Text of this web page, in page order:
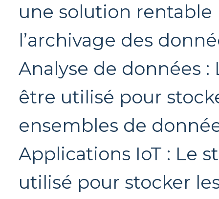
une solution rentable
l’archivage des
Analyse de données
être utilisé pour
ensembles de
Applications IoT : Le
utilisé pour stocker